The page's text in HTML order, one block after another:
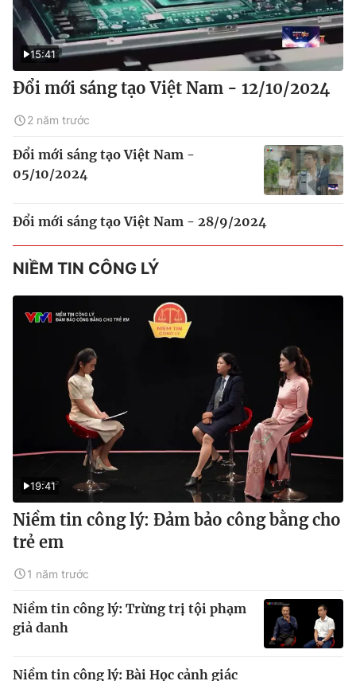
15:41
Đổi mới sáng tạo Việt Nam - 12/10/2024
2 năm trước
Đổi mới sáng tạo Việt Nam -
05/10/2024
Đổi mới sáng tạo Việt Nam - 28/9/2024
NIỀM TIN CÔNG LÝ
19:41
Niềm tin công lý: Đảm bảo công bằng cho
trẻ em
1 năm trước
Niềm tin công lý: Trừng trị tội phạm
giả danh
Niềm tin công lý: Bài Học cảnh giác